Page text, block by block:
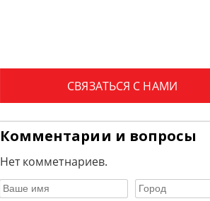
СВЯЗАТЬСЯ С НАМИ
Комментарии и вопросы
Нет комметнариев.